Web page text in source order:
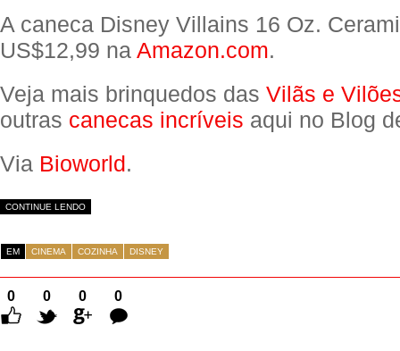
A caneca Disney Villains 16 Oz.
US$12,99 na Amazon.com.
Veja mais brinquedos das Vilãs e
outras canecas incríveis aqui no Blog
Via Bioworld.
CONTINUE LENDO
EM CINEMA COZINHA DISNEY
0 0 0
0
Comentários